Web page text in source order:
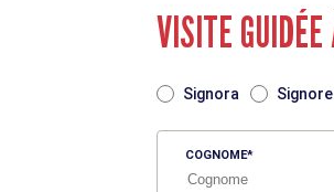
VISITE
Signora Signore
COGNOME